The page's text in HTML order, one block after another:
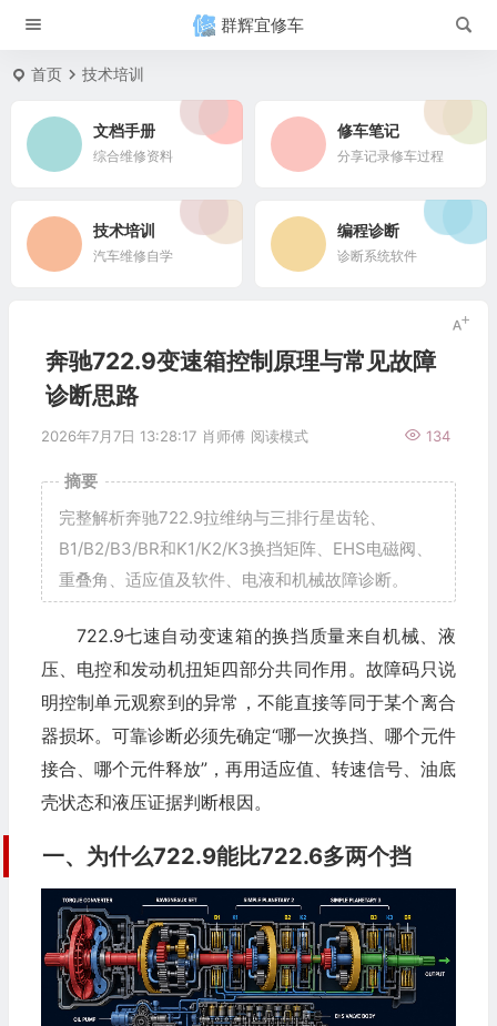
群辉宜修车
首页 技术培训
文档手册
综合维修资料
修车笔记
分享记录修车过程
技术培训
汽车维修自学
编程诊断
诊断系统软件
奔驰722.9变速箱控制原理与常见故障
诊断思路
2026年7月7日 13:28:17 肖师傅 134
阅读模式
摘要
完整解析奔驰722.9拉维纳与三排行星齿轮、
B1/B2/B3/BR和K1/K2/K3换挡矩阵、EHS电磁阀、
重叠角、适应值及软件、电液和机械故障诊断。
722.9七速自动变速箱的换挡质量来自机械、液
压、电控和发动机扭矩四部分共同作用。故障码只说
明控制单元观察到的异常，不能直接等同于某个离合
器损坏。可靠诊断必须先确定“哪一次换挡、哪个元件
接合、哪个元件释放”，再用适应值、转速信号、油底
壳状态和液压证据判断根因。
一、为什么722.9能比722.6多两个挡